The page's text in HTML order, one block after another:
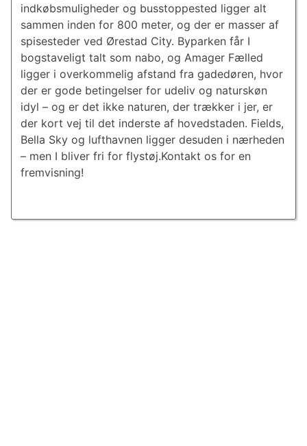
indkøbsmuligheder og busstoppested ligger alt
sammen inden for 800 meter, og der er masser af
spisesteder ved Ørestad City. Byparken får I
bogstaveligt talt som nabo, og Amager Fælled
ligger i overkommelig afstand fra gadedøren, hvor
der er gode betingelser for udeliv og naturskøn
idyl – og er det ikke naturen, der trækker i jer, er
der kort vej til det inderste af hovedstaden. Fields,
Bella Sky og lufthavnen ligger desuden i nærheden
– men I bliver fri for flystøj.Kontakt os for en
fremvisning!